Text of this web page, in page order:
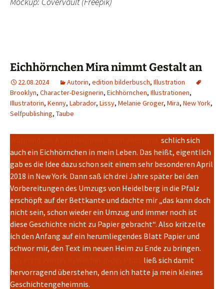
Eichhörnchen Mira nimmt Gestalt an
22.08.2024 Autorin, edition bilderbusch, Illustration
Brooklyn, Character-Designerin, Eichhörnchen, Illustrationen,
Illustratorin, Kenny, Labrador, Lissy, Melanie Groger, Mira, New York,
Selfpublishing, Taube
schlich sich
auch ein Eichhörnchen in mein Leben. Das heißt, eigentlich
gab es die Idee dazu schon seit einem sehr besonderen April
2018 in New York. Dann saß ich drei Jahre später bei den
Vorbereitungen des Umzugs von Heidelberg in die Pfalz
erschöpft auf der Bettkante und dachte mir „das kann doch
nicht sein, schon wieder ein Umzug und immer noch ist
diese Geschichte nicht zu Papier gebracht“. Also kritzelte
ich den Anfang auf ein herumliegendes Blatt Papier und
schwor mir, den Text im neuen Heim zu Ende zu bringen.
ließ sich damit
hervorragend überstehen, denn ich hatte ja mein kleines
Geschichtengeheimnis.